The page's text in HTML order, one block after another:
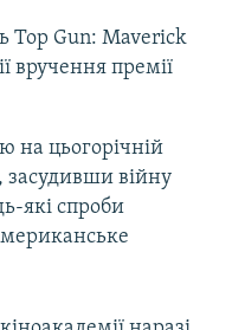
Top Gun: Maverick
вручення премії
на цьогорічній
засудивши війну
які спроби